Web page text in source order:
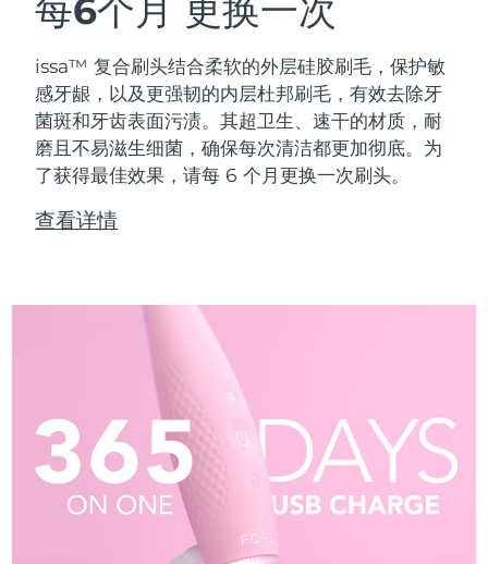
每6个月 更换一次
issa™ 复合刷头结合柔软的外层硅胶刷毛，保护敏
感牙龈，以及更强韧的内层杜邦刷毛，有效去除牙
菌斑和牙齿表面污渍。其超卫生、速干的材质，耐
磨且不易滋生细菌，确保每次清洁都更加彻底。为
了获得最佳效果，请每 6 个月更换一次刷头。
查看详情